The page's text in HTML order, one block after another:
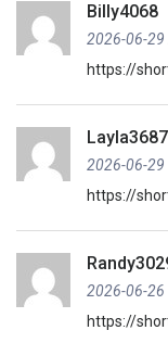
Billy4068
2026-06-29
https://
Layla3687
2026-06-29
https://
2026-06-26
https://